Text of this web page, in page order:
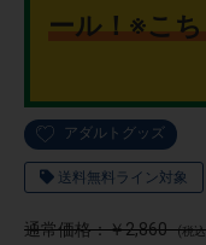
アダルトグッズ
送料無料ライン対象
ール！※こ
通常価格：￥2,860 (税